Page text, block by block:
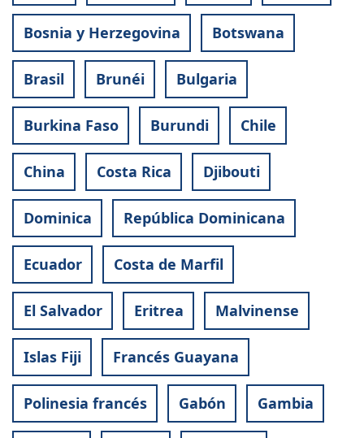
Bosnia y Herzegovina Botswana
Brasil Brunéi Bulgaria
Burkina Faso Burundi Chile
China Costa Rica Djibouti
Dominica República Dominicana
Ecuador Costa de Marfil
El Salvador Eritrea Malvinense
Islas Fiji Francés Guayana
Polinesia francés Gabón Gambia